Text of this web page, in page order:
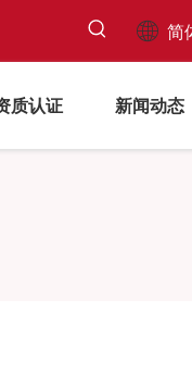
简
质认证 新闻动态